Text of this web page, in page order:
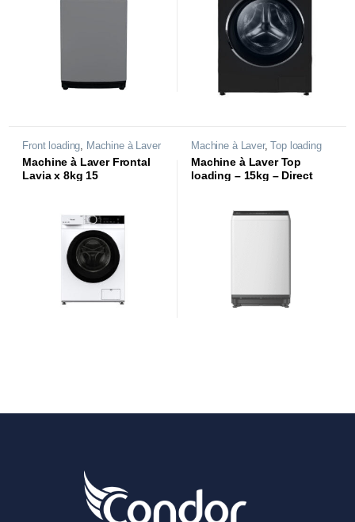
Front loading
Machine à Laver
Machine à Laver Frontal
Lavia x 8kg 15
Machine à Laver,Top loading
Machine à Laver Top
loading – 15kg – Direct